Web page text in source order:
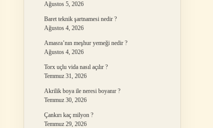
Ağustos 5, 2026
Baret teknik şartnamesi nedir ?
Ağustos 4, 2026
Amasra’nın meşhur yemeği nedir ?
Ağustos 4, 2026
Torx uçlu vida nasıl açılır ?
Temmuz 31, 2026
Akrilik boya ile neresi boyanır ?
Temmuz 30, 2026
Çankırı kaç milyon ?
Temmuz 29, 2026